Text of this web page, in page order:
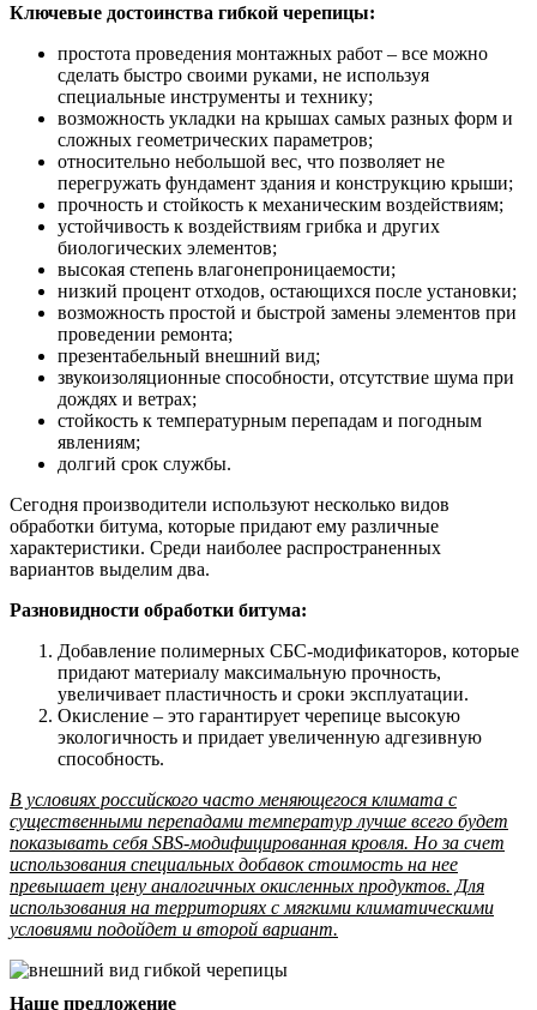
Ключевые достоинства гибкой черепицы:
простота проведения монтажных работ – все можно
сделать быстро своими руками, не используя
специальные инструменты и технику;
возможность укладки на крышах самых разных форм и
сложных геометрических параметров;
относительно небольшой вес, что позволяет не
перегружать фундамент здания и конструкцию крыши;
прочность и стойкость к механическим воздействиям;
устойчивость к воздействиям грибка и других
биологических элементов;
высокая степень влагонепроницаемости;
низкий процент отходов, остающихся после установки;
возможность простой и быстрой замены элементов при
проведении ремонта;
презентабельный внешний вид;
звукоизоляционные способности, отсутствие шума при
дождях и ветрах;
стойкость к температурным перепадам и погодным
явлениям;
долгий срок службы.
Сегодня производители используют несколько видов
обработки битума, которые придают ему различные
характеристики. Среди наиболее распространенных
вариантов выделим два.
Разновидности обработки битума:
Добавление полимерных СБС-модификаторов, которые
придают материалу максимальную прочность,
увеличивает пластичность и сроки эксплуатации.
Окисление – это гарантирует черепице высокую
экологичность и придает увеличенную адгезивную
способность.
В условиях российского часто меняющегося климата с
существенными перепадами температур лучше всего будет
показывать себя SBS-модифицированная кровля. Но за счет
использования специальных добавок стоимость на нее
превышает цену аналогичных окисленных продуктов. Для
использования на территориях с мягкими климатическими
условиями подойдет и второй вариант.
Наше предложение